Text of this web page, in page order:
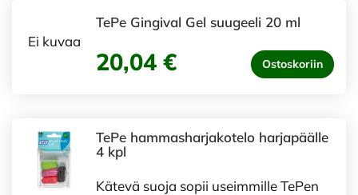
Ei kuvaa
TePe Gingival Gel suugeeli 20 ml
20,04 € Ostoskoriin
TePe hammasharjakotelo harjapäälle
4 kpl
Kätevä suoja sopii useimmille TePen